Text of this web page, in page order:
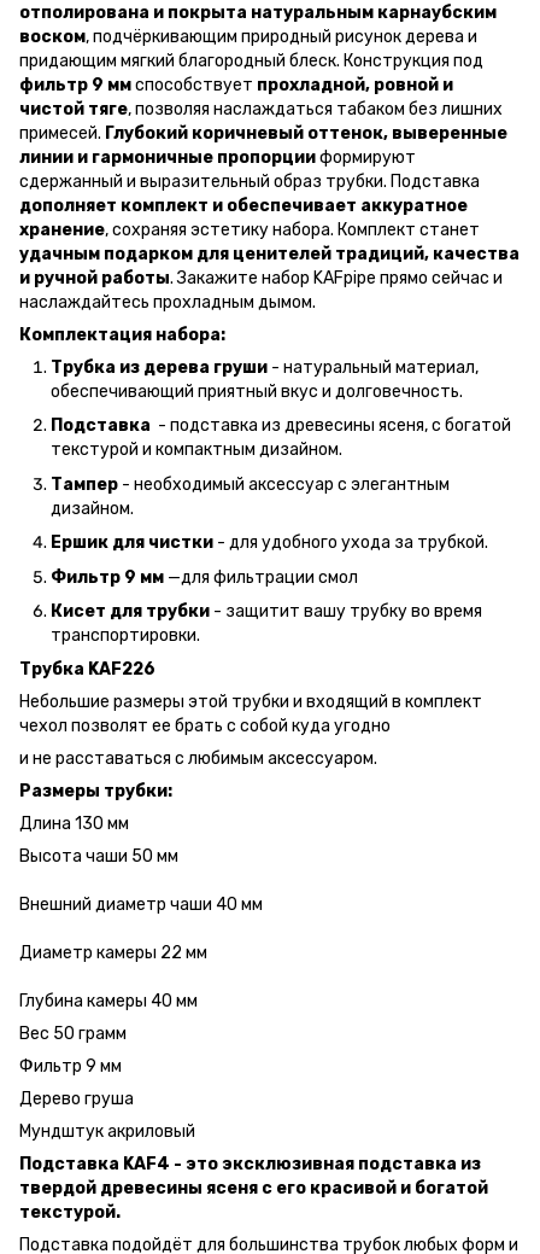
отполирована и покрыта натуральным карнаубским
воском, подчёркивающим природный рисунок дерева и
придающим мягкий благородный блеск. Конструкция под
фильтр 9 ммспособствует прохладной, ровной и
чистой тяге, позволяя наслаждаться табаком без лишних
примесей. Глубокий коричневый оттенок, выверенные
линии и гармоничные пропорцииформируют
сдержанный и выразительный образ трубки. Подставка
дополняет комплект и обеспечивает аккуратное
хранение, сохраняя эстетику набора. Комплект станет
удачным подарком для ценителей традиций, качества
и ручной работы. Закажите набор KAFpipe прямо сейчас и
наслаждайтесь прохладным дымом.
Комплектация набора:
Трубка из дерева груши - натуральный материал,
обеспечивающий приятный вкус и долговечность.
Подставка - подставка из древесины ясеня, с богатой
текстурой и компактным дизайном.
Тампер - необходимый аксессуар с элегантным
дизайном.
Ершик для чистки - для удобного ухода за трубкой.
Фильтр 9 мм —для фильтрации смол
Кисет для трубки - защитит вашу трубку во время
транспортировки.
Трубка KAF226
Небольшие размеры этой трубки и входящий в комплект
чехол позволят ее брать с собой куда угодно
и не расставаться с любимым аксессуаром.
Размеры трубки:
Длина 130 мм
Высота чаши 50 мм
Внешний диаметр чаши 40 мм
Диаметр камеры 22 мм
Глубина камеры 40 мм
Вес 50 грамм
Фильтр 9 мм
Дерево груша
Мундштук акриловый
Подставка KAF4 - это эксклюзивная подставка из
твердой древесины ясеня с его красивой и богатой
текстурой.
Подставка подойдёт для большинства трубок любых форм и